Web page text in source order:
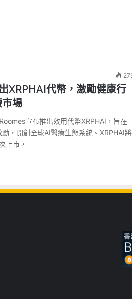
XRPHAI代幣，激勵健康行
市場
宣布推出效用代幣XRPHAI，旨在
，開創全球AI醫療生態系統。XRPHAI將
上市，